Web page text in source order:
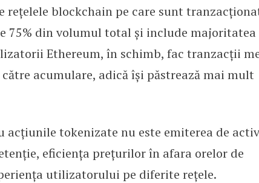
rețelele blockchain pe care sunt
75% din volumul total și include majoritatea
Ethereum, în schimb, fac tranzacții
acumulare, adică își păstrează mai mult
acțiunile tokenizate nu este emiterea de
eficiența prețurilor în afara orelor de
utilizatorului pe diferite rețele.